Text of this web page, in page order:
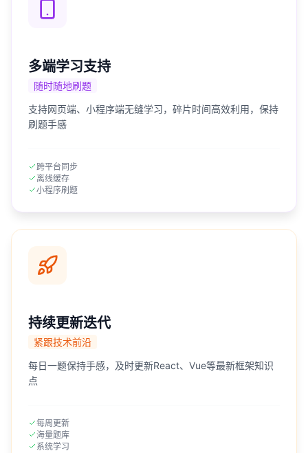
多端学习支持
随时随地刷题
支持网页端、小程序端无缝学习，碎片时间高效利用，保持
刷题手感
跨平台同步
离线缓存
小程序刷题
持续更新迭代
紧跟技术前沿
每日一题保持手感，及时更新React、Vue等最新框架知识
点
每周更新
海量题库
系统学习